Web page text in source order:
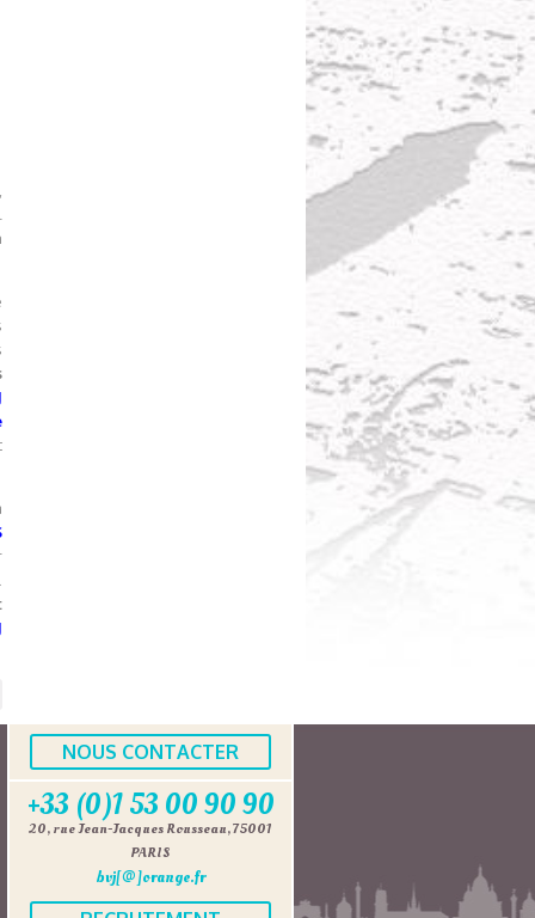
,
NOUS CONTACTER
+33 (0)1 53 00 90 90
20, rue Jean-Jacques Rousseau, 75001
PARIS
bvj[@]orange.fr